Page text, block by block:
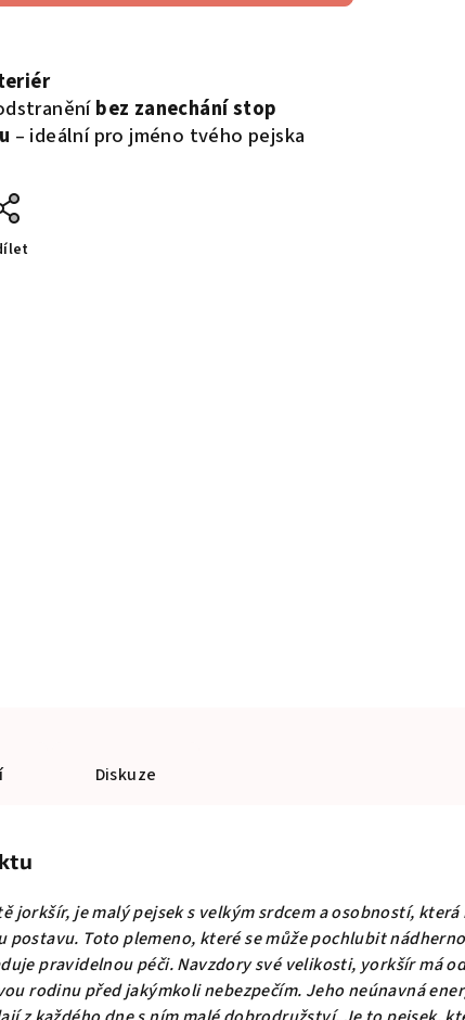
bez zanechání stop
– ideální pro jméno tvého pejska
Diskuze
jorkšír, je malý pejsek s velkým srdcem a osobností, která
postavu. Toto plemeno, které se může pochlubit
pravidelnou péči. Navzdory své velikosti, yorkšír má
rodinu před jakýmkoli nebezpečím. Jeho neúnavná